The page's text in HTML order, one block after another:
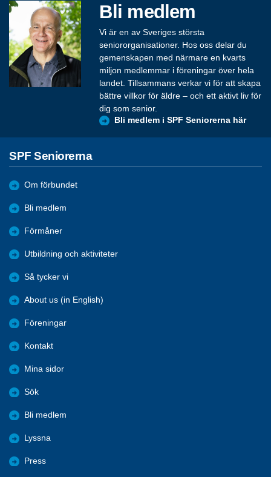
Bli medlem
Vi är en av Sveriges största
seniororganisationer. Hos oss delar du
gemenskapen med närmare en kvarts
miljon medlemmar i föreningar över hela
landet. Tillsammans verkar vi för att skapa
bättre villkor för äldre – och ett aktivt liv för
dig som senior.
Bli medlem i SPF Seniorerna här
SPF Seniorerna
Om förbundet
Bli medlem
Förmåner
Utbildning och aktiviteter
Så tycker vi
About us (in English)
Föreningar
Kontakt
Mina sidor
Sök
Bli medlem
Lyssna
Press